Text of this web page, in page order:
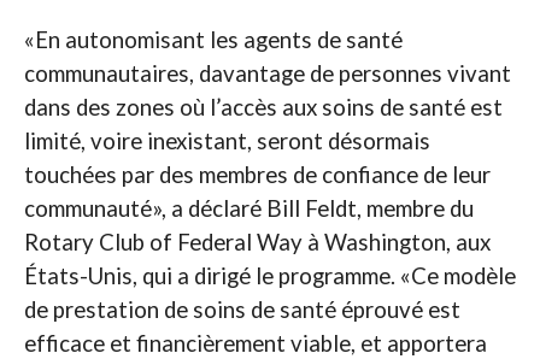
«En autonomisant les agents de santé
communautaires, davantage de personnes vivant
dans des zones où l’accès aux soins de santé est
limité, voire inexistant, seront désormais
touchées par des membres de confiance de leur
communauté», a déclaré Bill Feldt, membre du
Rotary Club of Federal Way à Washington, aux
États-Unis, qui a dirigé le programme. «Ce modèle
de prestation de soins de santé éprouvé est
efficace et financièrement viable, et apportera